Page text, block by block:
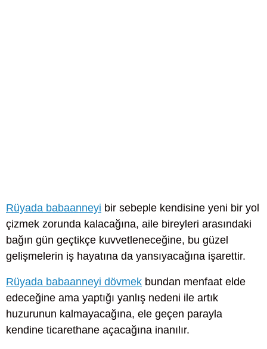
Rüyada babaanneyi bir sebeple kendisine yeni bir yol
çizmek zorunda kalacağına, aile bireyleri arasındaki
bağın gün geçtikçe kuvvetleneceğine, bu güzel
gelişmelerin iş hayatına da yansıyacağına işarettir.
Rüyada babaanneyi dövmek bundan menfaat elde
edeceğine ama yaptığı yanlış nedeni ile artık
huzurunun kalmayacağına, ele geçen parayla
kendine ticarethane açacağına inanılır.